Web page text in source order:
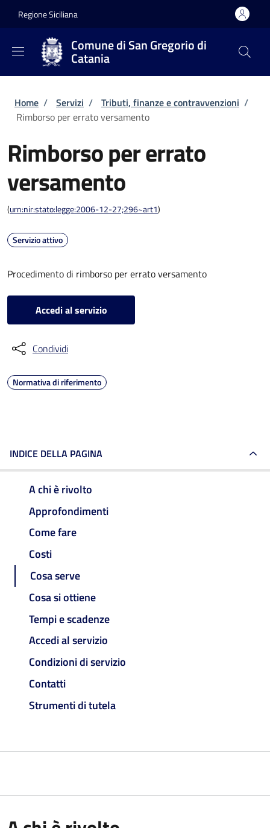
Regione Siciliana
Comune di San Gregorio di
Catania
Briciole di pane
Home / Servizi / Tributi, finanze e contravvenzioni /
Rimborso per errato versamento
Rimborso per errato
versamento
(urn:nir:stato:legge:2006-12-27;296~art1)
Servizio attivo
Procedimento di rimborso per errato versamento
Accedi al servizio
Condividi
Normativa di riferimento
INDICE DELLA PAGINA
A chi è rivolto
Approfondimenti
Come fare
Costi
Cosa serve
Cosa si ottiene
Tempi e scadenze
Accedi al servizio
Condizioni di servizio
Contatti
Strumenti di tutela